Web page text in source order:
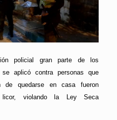
policial gran parte de los
se aplicó contra personas que
de quedarse en casa fueron
licor, violando la Ley Seca